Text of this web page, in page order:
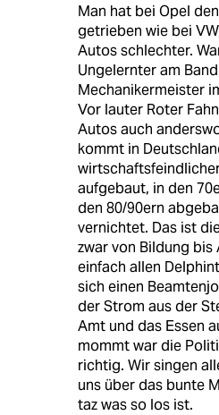
Man hat bei Opel
getrieben wie bei
Autos schlechter.
Ungelernter am
Mechanikermeister
Vor lauter Roter
Autos auch
kommt in
aufgebaut, in den
den 80/90ern
vernichtet. Das ist
zwar von Bildung
einfach allen
sich einen
der Strom aus der
Amt und das Essen
mommt war die
richtig. Wir singen
uns über das bunte
taz was so los ist.